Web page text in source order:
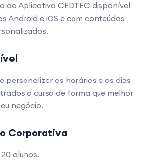
ao Aplicativo CEDTEC disponível
Android e iOS e com conteúdos
personalizar os horários e os dias
o curso de forma que melhor
negócio.
Corporativa
alunos.